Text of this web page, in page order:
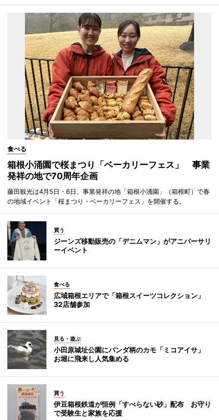
食べる
箱根小涌園で桜まつり「ベーカリーフェス」 事業
発祥の地で70周年企画
藤田観光は4月5日・6日、事業発祥の地「箱根小涌園」（箱根町）で春
の地域イベント「桜まつり・ベーカリーフェス」を開催する。
買う
ジーンズ移動販売の「デニムマン」がアニバーサリ
ーイベント
食べる
広域箱根エリアで「箱根スイーツコレクション」
32店舗参加
見る・遊ぶ
小田原城址公園にパンダ柄のカモ「ミコアイサ」
お堀に飛来し人気集める
買う
伊豆箱根鉄道が恒例「すべらない砂」配布 お守り
で受験生と家族を応援